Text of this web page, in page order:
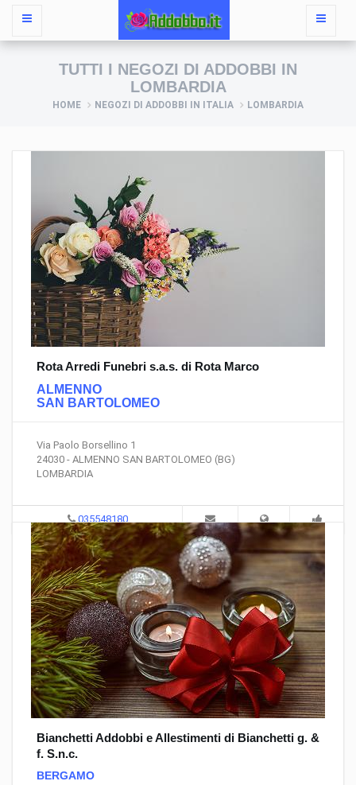
TUTTI I NEGOZI DI ADDOBBI IN
LOMBARDIA
HOME NEGOZI DI ADDOBBI IN ITALIA LOMBARDIA
Rota Arredi Funebri s.a.s. di Rota Marco
ALMENNO
SAN BARTOLOMEO
Via Paolo Borsellino 1
24030 - ALMENNO SAN BARTOLOMEO (BG)
LOMBARDIA
035548180
Bianchetti Addobbi e Allestimenti di Bianchetti g. &
f. S.n.c.
BERGAMO